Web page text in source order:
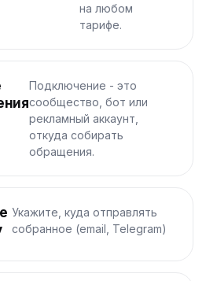
на любом
тарифе.
Подключение - это
сообщество, бот или
рекламный аккаунт,
откуда собирать
обращения.
Укажите, куда отправлять
собранное (email, Telegram)